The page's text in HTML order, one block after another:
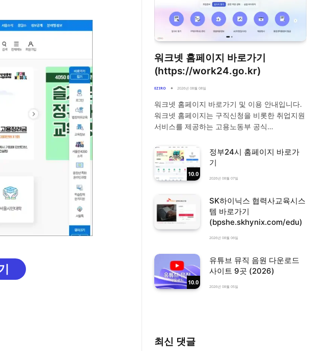
워크넷 홈페이지 바로가기
(https://work24.go.kr)
EZIRO 2026년 08월 08일
워크넷 홈페이지 바로가기 및 이용 안내입니다.
워크넷 홈페이지는 구직신청을 비롯한 취업지원
서비스를 제공하는 고용노동부 공식…
10.0
정부24시 홈페이지 바로가
기
2026년 08월 07일
SK하이닉스 협력사교육시스
템 바로가기
(bpshe.skhynix.com/edu)
2026년 08월 06일
10.0
유튜브 뮤직 음원 다운로드
사이트 9곳 (2026)
2026년 08월 05일
최신 댓글